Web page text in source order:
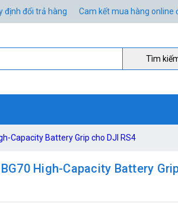
định đổi trả hàng Cam kết mua hàng online
Tìm
Capacity Battery Grip cho DJI RS4
High-Capacity Battery